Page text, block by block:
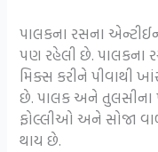
પાલકના રસના
પણ રહેલી છે. પાલકના
મિક્સ કરીને પીવાથી
છે. પાલક અને તુલસીના
ફોલ્લીઓ અને સોજા
થાય છે.